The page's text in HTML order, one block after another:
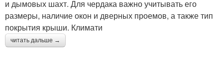
и дымовых шахт. Для чердака важно учитывать его
размеры, наличие окон и дверных проемов, а также тип
покрытия крыши. Климати
читать дальше →